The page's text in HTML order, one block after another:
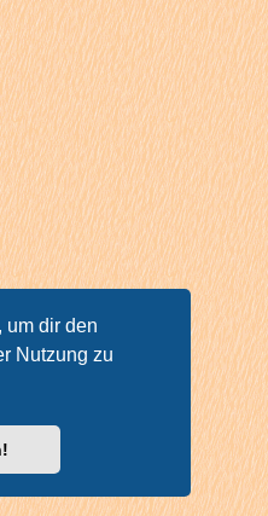
um dir den
Nutzung zu